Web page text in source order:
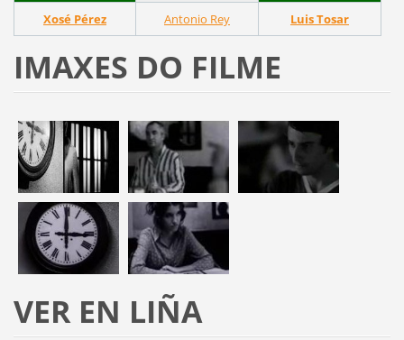
Xosé Pérez Antonio Rey Luis Tosar
IMAXES DO FILME
VER EN LIÑA